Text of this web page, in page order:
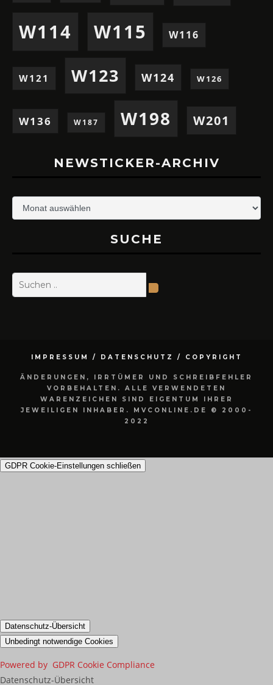
W114 W115 W116
W121 W123 W124 W126
W136 W187 W198 W201
NEWSTICKER-ARCHIV
Newsticker-
Archiv
SUCHE
IMPRESSUM / DATENSCHUTZ / COPYRIGHT
ÄNDERUNGEN, IRRTÜMER UND SCHREIBFEHLER
VORBEHALTEN. ALLE VERWENDETEN
WARENZEICHEN SIND EIGENTUM IHRER
JEWEILIGEN INHABER. MVCONLINE.DE © 2000-
2022
GDPR Cookie-Einstellungen schließen
Datenschutz-Übersicht
Unbedingt notwendige Cookies
Powered by GDPR Cookie Compliance
Datenschutz-Übersicht